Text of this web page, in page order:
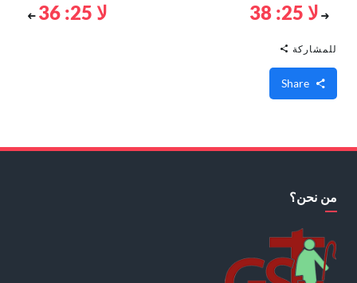
لا 25: 38 لا 25: 36
للمشاركة
من نحن؟